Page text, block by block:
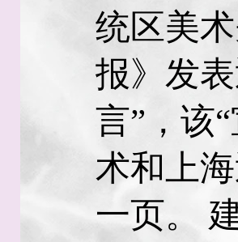
统区美
报》发
言”，该
术和上
一页。